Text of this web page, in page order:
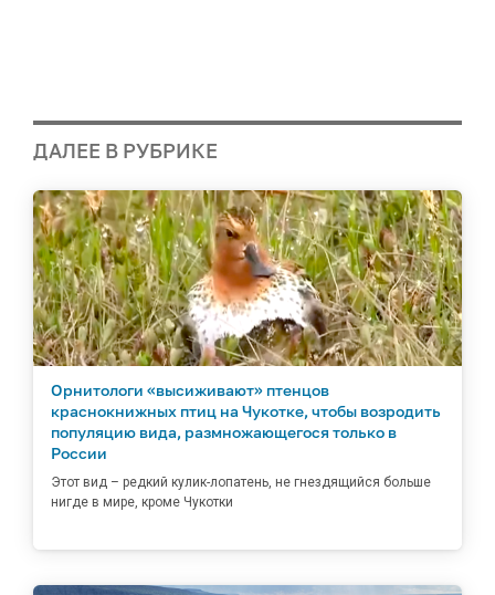
ДАЛЕЕ В РУБРИКЕ
Орнитологи «высиживают» птенцов
краснокнижных птиц на Чукотке, чтобы возродить
популяцию вида, размножающегося только в
России
Этот вид – редкий кулик-лопатень, не гнездящийся больше
нигде в мире, кроме Чукотки